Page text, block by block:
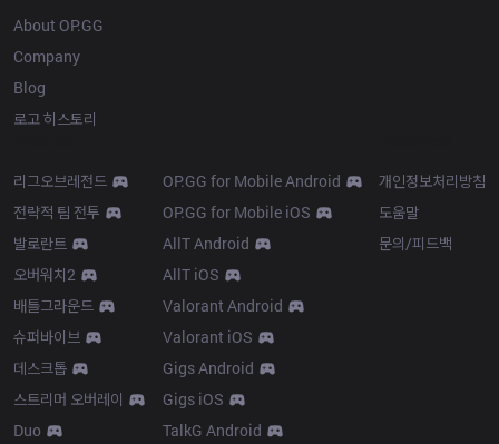
About OP.GG
Company
Blog
로고 히스토리
리그오브레전드
전략적 팀 전투
발로란트
오버워치2
배틀그라운드
슈퍼바이브
데스크톱
스트리머 오버레이
Duo
OP.GG for Mobile Android
OP.GG for Mobile iOS
AllT Android
AllT iOS
Valorant Android
Valorant iOS
Gigs Android
Gigs iOS
TalkG Android
개인정보처리방침
도움말
문의/피드백